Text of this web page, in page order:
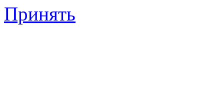
Принять